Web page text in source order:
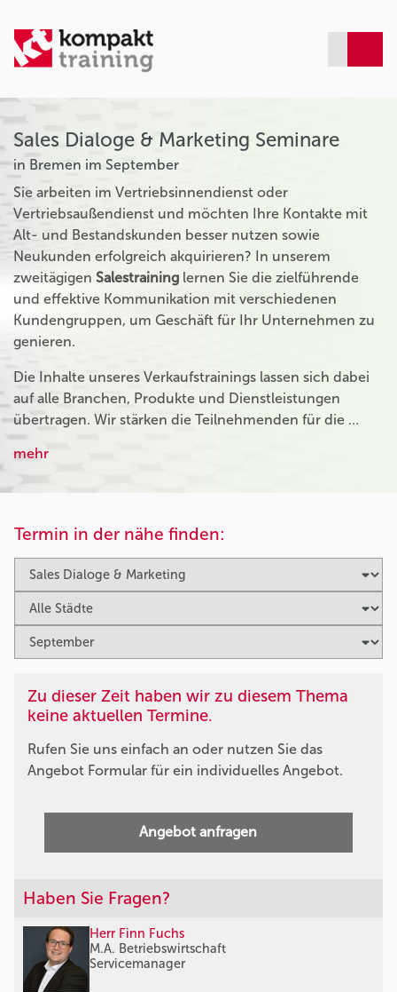
Sales Dialoge & Marketing Seminare
in Bremen im September
Sie arbeiten im Vertriebsinnendienst oder
Vertriebsaußendienst und möchten Ihre Kontakte mit
Alt- und Bestandskunden besser nutzen sowie
Neukunden erfolgreich akquirieren? In unserem
zweitägigen Salestraining lernen Sie die zielführende
und effektive Kommunikation mit verschiedenen
Kundengruppen, um Geschäft für Ihr Unternehmen zu
genieren.
Die Inhalte unseres Verkaufstrainings lassen sich dabei
auf alle Branchen, Produkte und Dienstleistungen
übertragen. Wir stärken die Teilnehmenden für die …
mehr
Termin in der nähe finden:
Zu dieser Zeit haben wir zu diesem Thema
keine aktuellen Termine.
Rufen Sie uns einfach an oder nutzen Sie das
Angebot Formular für ein individuelles Angebot.
Angebot anfragen
Haben Sie Fragen?
Herr Finn Fuchs
M.A. Betriebswirtschaft
Servicemanager